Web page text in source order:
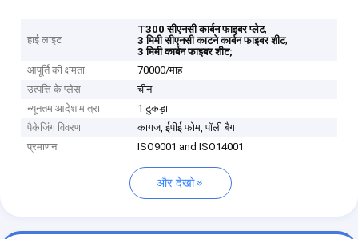
हाई लाइट
T300 सीएनसी कार्बन फाइबर प्लेट,
3 मिमी सीएनसी काटने कार्बन फाइबर शीट,
3 मिमी कार्बन फाइबर शीट;
आपूर्ति की क्षमता
70000/माह
उत्पत्ति के प्लेस
चीन
न्यूनतम आदेश मात्रा
1 टुकड़ा
पैकेजिंग विवरण
कागज, ईपीई फोम, पॉली बैग
प्रमाणन
ISO9001 and ISO14001
और देखो